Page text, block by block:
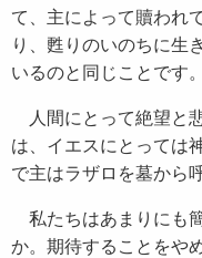
て、主によって贖われ
り、甦りのいのちに生
いるのと同じことです。
人間にとって絶望と
は、イエスにとっては
で主はラザロを墓から
私たちはあまりにも
か。期待することをや